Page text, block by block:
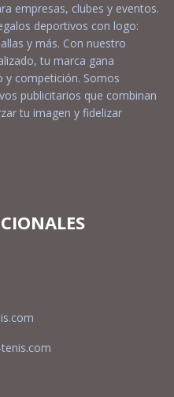
empresas, clubes y eventos.
deportivos con logo:
y más. Con nuestro
tu marca gana
y competición. Somos
publicitarios que combinan
tu imagen y fidelizar